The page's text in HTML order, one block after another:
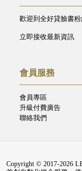
歡迎到全好貸臉書
立即接收最新資訊
會員服務
會員專區
升級付費廣告
聯絡我們
Copyright © 2017-2026